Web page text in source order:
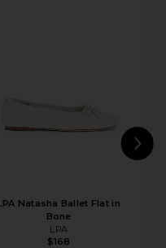
Natasha Ballet Flat in
Bone
LPA
$168